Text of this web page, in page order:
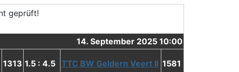
14. September 2025 10:00
1313 1.5 : 4.5 TTC BW Geldern Veert II 1581